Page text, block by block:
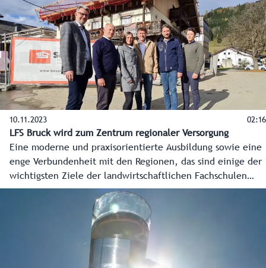
von Sprüchen wie zum Beispiel „Stell dich nicht so an. Du
magst es doch eh...“ soll aufgezeigt werden, wo Gewalt
ihren Anfang nimmt. Die weltweite Aktion „16 Tage gegen
Gewalt“ startet am 25. November und läuft bis 10.
Dezember.
10.11.2023 02:16
LFS Bruck wird zum Zentrum regionaler Versorgung
Eine moderne und praxisorientierte Ausbildung sowie eine
enge Verbundenheit mit den Regionen, das sind einige der
wichtigsten Ziele der landwirtschaftlichen Fachschulen
(LFS) im Bundesland. In Bruck an der Großglocknerstraße
wird das dieser Tage besonders gut sichtbar. Der Neubau
der Lehr- und Schaumetzgerei sowie die Erneuerung des
alten Bauernhauses nehmen Form an und lassen bereits die
zukünftigen Möglichkeiten für Schule, lokale Wirtschaft
und die Region erahnen.